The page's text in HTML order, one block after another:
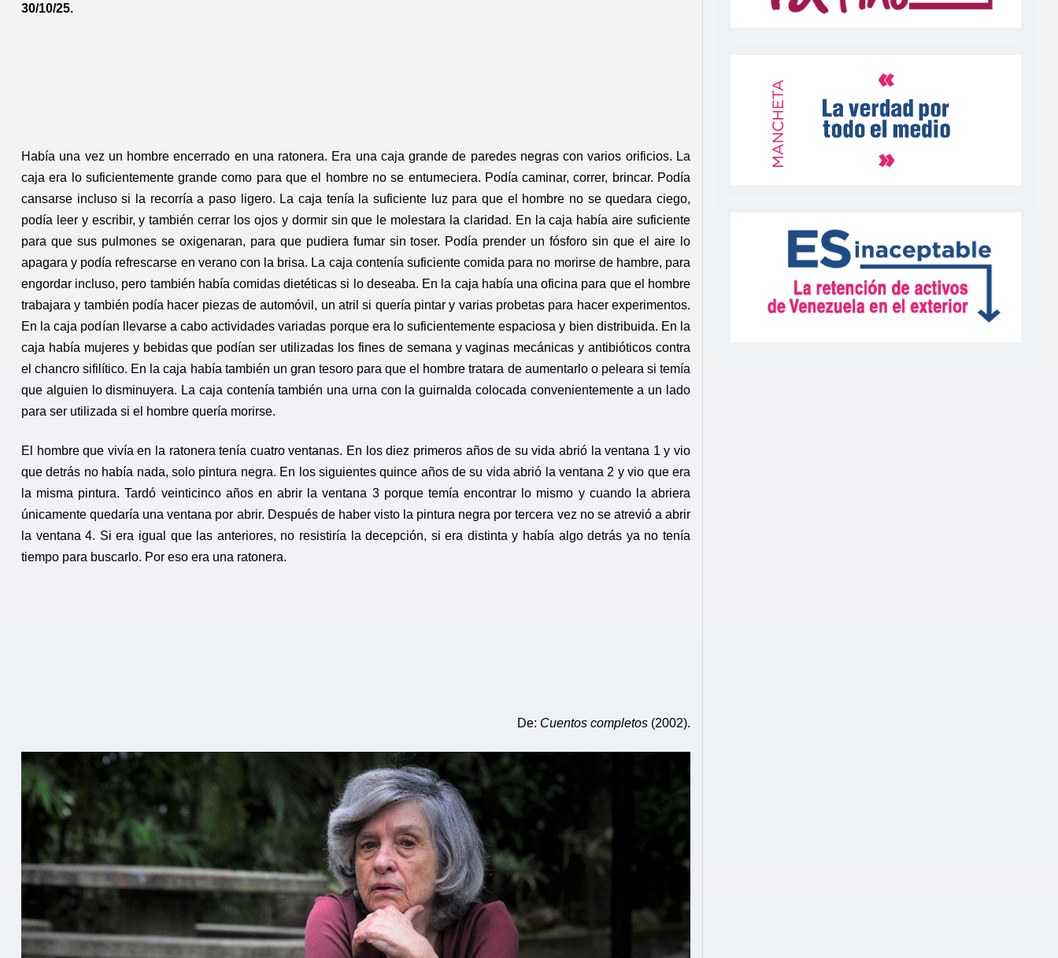
30/10/25.
Había una vez un hombre encerrado en una ratonera. Era una caja grande de paredes negras con varios orificios. La
caja era lo suficientemente grande como para que el hombre no se entumeciera. Podía caminar, correr, brincar. Podía
cansarse incluso si la recorría a paso ligero. La caja tenía la suficiente luz para que el hombre no se quedara ciego,
podía leer y escribir, y también cerrar los ojos y dormir sin que le molestara la claridad. En la caja había aire suficiente
para que sus pulmones se oxigenaran, para que pudiera fumar sin toser. Podía prender un fósforo sin que el aire lo
apagara y podía refrescarse en verano con la brisa. La caja contenía suficiente comida para no morirse de hambre, para
engordar incluso, pero también había comidas dietéticas si lo deseaba. En la caja había una oficina para que el hombre
trabajara y también podía hacer piezas de automóvil, un atril si quería pintar y varias probetas para hacer experimentos.
En la caja podían llevarse a cabo actividades variadas porque era lo suficientemente espaciosa y bien distribuida. En la
caja había mujeres y bebidas que podían ser utilizadas los fines de semana y vaginas mecánicas y antibióticos contra
el chancro sifilítico. En la caja había también un gran tesoro para que el hombre tratara de aumentarlo o peleara si temía
que alguien lo disminuyera. La caja contenía también una urna con la guirnalda colocada convenientemente a un lado
para ser utilizada si el hombre quería morirse.
El hombre que vivía en la ratonera tenía cuatro ventanas. En los diez primeros años de su vida abrió la ventana 1 y vio
que detrás no había nada, solo pintura negra. En los siguientes quince años de su vida abrió la ventana 2 y vio que era
la misma pintura. Tardó veinticinco años en abrir la ventana 3 porque temía encontrar lo mismo y cuando la abriera
únicamente quedaría una ventana por abrir. Después de haber visto la pintura negra por tercera vez no se atrevió a abrir
la ventana 4. Si era igual que las anteriores, no resistiría la decepción, si era distinta y había algo detrás ya no tenía
tiempo para buscarlo. Por eso era una ratonera.
De: Cuentos completos (2002).